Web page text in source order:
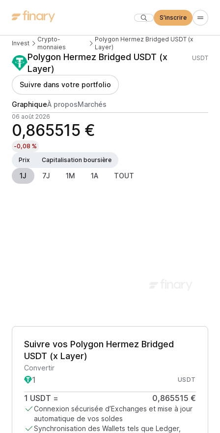
S'inscrire
Invest
Crypto-
monnaies
Polygon Hermez Bridged USDT (x
Layer)
Polygon Hermez Bridged USDT (x
Layer)
USDT
Suivre dans votre portfolio
GraphiqueÀ proposMarchés
06 août 2026
0,865515 €
-0,08 %
Prix
Capitalisation boursière
1J 7J 1M 1A TOUT
Suivre vos Polygon Hermez Bridged
USDT (x Layer)
Convertir
USDT
1 USDT = 0,865515 €
Connexion sécurisée d’Exchanges et mise à jour
automatique de vos soldes
Synchronisation des Wallets tels que Ledger,